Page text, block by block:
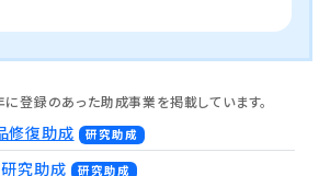
登録のあった助成事業を掲載しています。
修復助成 研究助成
研究助成 研究助成